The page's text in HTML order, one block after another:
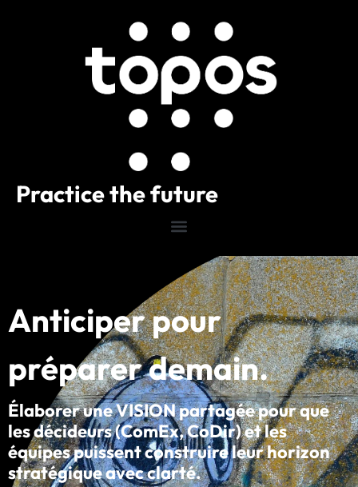
Practice the future
Anticiper pour
préparer demain.
Élaborer une VISION partagée pour que
les décideurs (ComEx, CoDir) et les
équipes puissent construire leur horizon
stratégique avec clarté.